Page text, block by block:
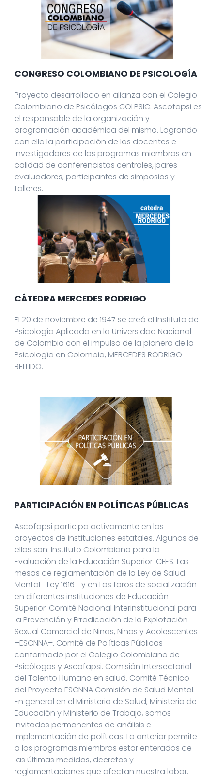
CONGRESO COLOMBIANO DE PSICOLOGÍA
Proyecto desarrollado en alianza con el Colegio
Colombiano de Psicólogos COLPSIC. Ascofapsi es
el responsable de la organización y
programación académica del mismo. Logrando
con ello la participación de los docentes e
investigadores de los programas miembros en
calidad de conferencistas centrales, pares
evaluadores, participantes de simposios y
talleres.
CÁTEDRA MERCEDES RODRIGO
El 20 de noviembre de 1947 se creó el Instituto de
Psicología Aplicada en la Universidad Nacional
de Colombia con el impulso de la pionera de la
Psicología en Colombia, MERCEDES RODRIGO
BELLIDO.
PARTICIPACIÓN EN POLÍTICAS PÚBLICAS
Ascofapsi participa activamente en los
proyectos de instituciones estatales. Algunos de
ellos son: Instituto Colombiano para la
Evaluación de la Educación Superior ICFES. Las
mesas de reglamentación de la Ley de Salud
Mental –Ley 1616– y en Los foros de socialización
en diferentes instituciones de Educación
Superior. Comité Nacional Interinstitucional para
la Prevención y Erradicación de la Explotación
Sexual Comercial de Niñas, Niños y Adolescentes
–ESCNNA–. Comité de Políticas Públicas
conformado por el Colegio Colombiano de
Psicólogos y Ascofapsi. Comisión Intersectorial
del Talento Humano en salud. Comité Técnico
del Proyecto ESCNNA Comisión de Salud Mental.
En general en el Ministerio de Salud, Ministerio de
Educación y Ministerio de Trabajo, somos
invitados permanentes de análisis e
implementación de políticas. Lo anterior permite
a los programas miembros estar enterados de
las últimas medidas, decretos y
reglamentaciones que afectan nuestra labor.